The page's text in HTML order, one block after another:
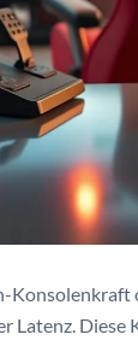
Konsolenkraft
Latenz.